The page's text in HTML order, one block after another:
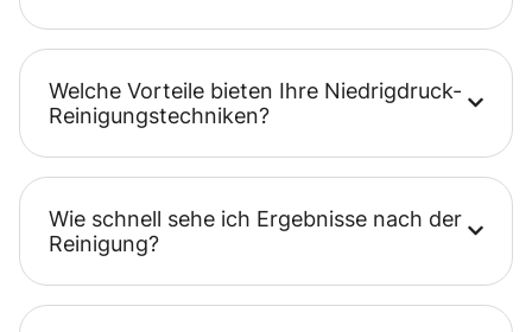
Welche Vorteile bieten Ihre Niedrigdruck-
Reinigungstechniken?
Wie schnell sehe ich Ergebnisse nach der
Reinigung?